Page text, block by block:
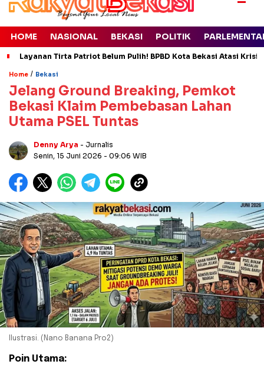
HOME NASIONAL BEKASI POLITIK
Layanan Tirta Patriot Belum Pulih! BPBD Kota Bekasi Atasi
Home / Bekasi
Jelang Ground Breaking, Pemkot
Bekasi Klaim Pembebasan Lahan
Utama PSEL Tuntas
Denny Arya - Jurnalis
Senin, 15 Juni 2026 - 09:06 WIB
Ilustrasi. (Nano Banana Pro2)
Poin Utama: